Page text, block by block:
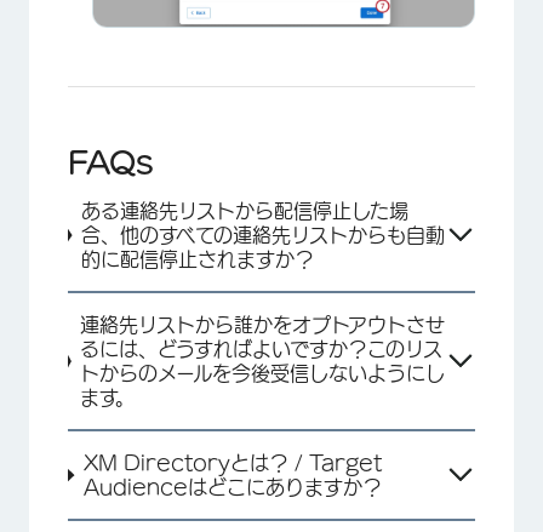
×
FAQs
ある連絡先リストから配信停止した場
合、他のすべての連絡先リストからも自動
的に配信停止されますか？
連絡先リストから誰かをオプトアウトさせ
るには、どうすればよいですか？このリス
トからのメールを今後受信しないようにし
ます。
XM Directoryとは？ / Target
Audienceはどこにありますか？